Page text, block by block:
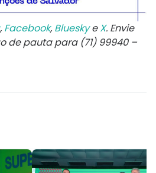
, Facebook, BlueskyeX. Envie
de pauta para (71) 99940 –